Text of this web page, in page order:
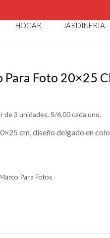
HOGAR JARDINERIA
Para Foto 20×25
de 3 unidades, S/6.00 cada uno.
cm, diseño delgado en
Marco Para Fotos